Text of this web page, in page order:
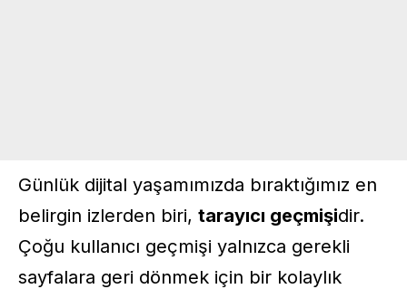
Günlük dijital yaşamımızda bıraktığımız en
belirgin izlerden biri, tarayıcı geçmişidir.
Çoğu kullanıcı geçmişi yalnızca gerekli
sayfalara geri dönmek için bir kolaylık